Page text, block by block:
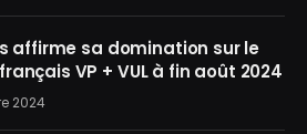
affirme sa domination sur le
VP + VUL à fin août 2024
2024